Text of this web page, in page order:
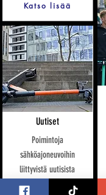
Katso lisää
Uutiset
Poimintoja
sähköajoneuvoihin
liittyvistä uutisista